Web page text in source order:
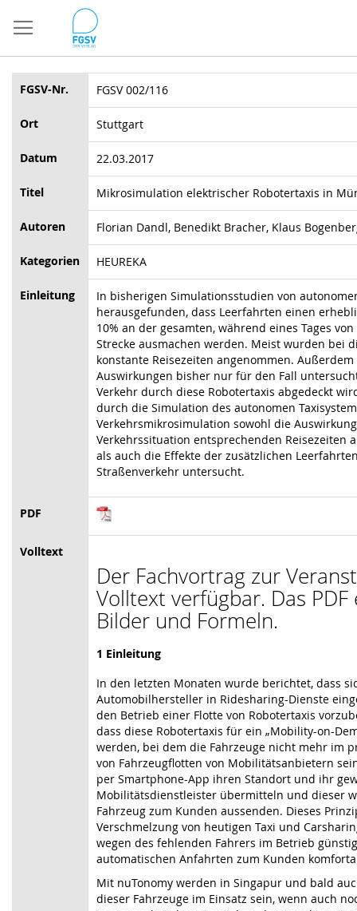
zum
Inhalt
FGSV-Nr. FGSV 002/116
Ort Stuttgart
Datum 22.03.2017
Titel Mikrosimulation elektrischer Robotertaxis in
Autoren Florian Dandl, Benedikt Bracher, Klaus
Kategorien HEUREKA
Einleitung
In bisherigen Simulationsstudien von
herausgefunden, dass Leerfahrten einen
10% an der gesamten, während eines Tages
Strecke ausmachen werden. Meist wurden bei
konstante Reisezeiten angenommen.
Auswirkungen bisher nur für den Fall
Verkehr durch diese Robotertaxis abgedeckt
durch die Simulation des autonomen
Verkehrsmikrosimulation sowohl die
Verkehrssituation entsprechenden Reisezeiten
als auch die Effekte der zusätzlichen
Straßenverkehr untersucht.
PDF
Volltext
Der Fachvortrag zur
Volltext verfügbar. Das
Bilder und Formeln.
1 Einleitung
In den letzten Monaten wurde berichtet, dass
Automobilhersteller in Ridesharing-Dienste
den Betrieb einer Flotte von Robotertaxis
dass diese Robotertaxis für ein „Mobility-on-
werden, bei dem die Fahrzeuge nicht mehr im
von Fahrzeugflotten von Mobilitätsanbietern
per Smartphone-App ihren Standort und ihr
Mobilitätsdienstleister übermitteln und dieser
Fahrzeug zum Kunden aussenden. Dieses
Verschmelzung von heutigen Taxi und
wegen des fehlenden Fahrers im Betrieb
automatischen Anfahrten zum Kunden
Mit nuTonomy werden in Singapur und bald
dieser Fahrzeuge im Einsatz sein, wenn auch